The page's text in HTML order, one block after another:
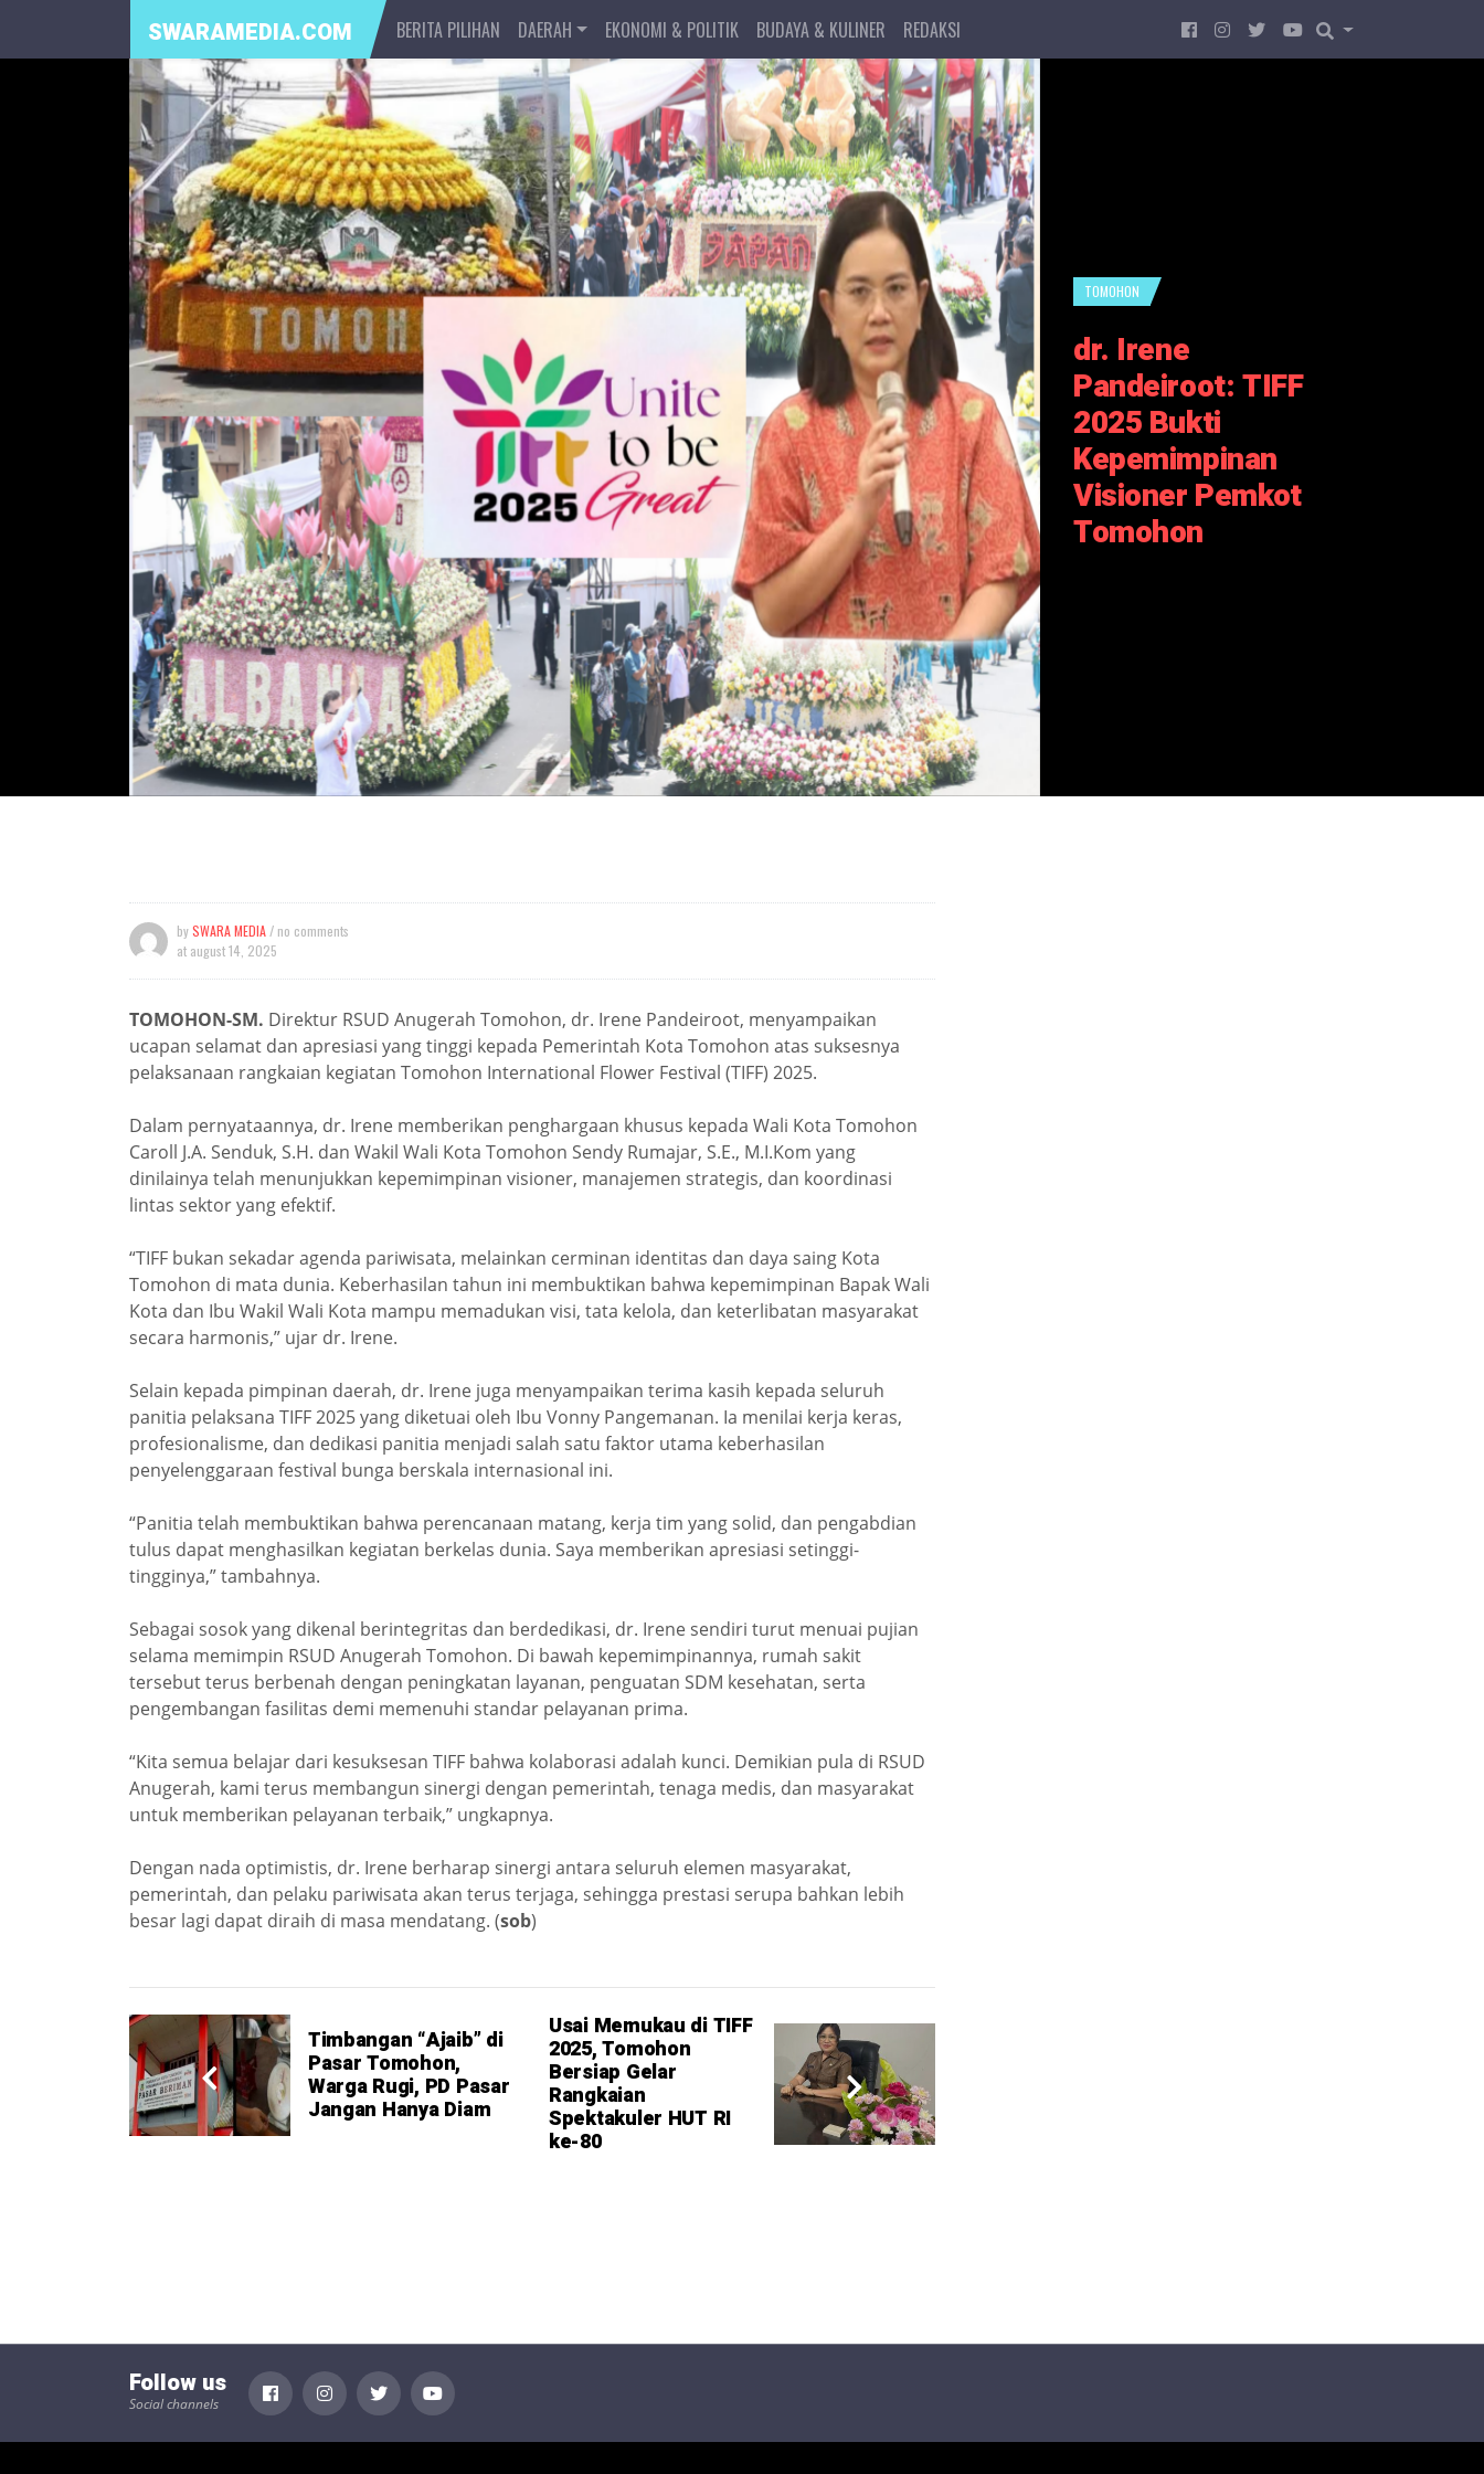
SWARAMEDIA.COM BERITA PILIHAN DAERAH EKONOMI & POLITIK BUDAYA & KULINER REDAKSI
TOMOHON
dr. Irene
Pandeiroot: TIFF
2025 Bukti
Kepemimpinan
Visioner Pemkot
Tomohon
bySWARA MEDIA / no comments
at august 14, 2025
TOMOHON-SM. Direktur RSUD Anugerah Tomohon, dr. Irene Pandeiroot, menyampaikan
ucapan selamat dan apresiasi yang tinggi kepada Pemerintah Kota Tomohon atas suksesnya
pelaksanaan rangkaian kegiatan Tomohon International Flower Festival (TIFF) 2025.
Dalam pernyataannya, dr. Irene memberikan penghargaan khusus kepada Wali Kota Tomohon
Caroll J.A. Senduk, S.H. dan Wakil Wali Kota Tomohon Sendy Rumajar, S.E., M.I.Kom yang
dinilainya telah menunjukkan kepemimpinan visioner, manajemen strategis, dan koordinasi
lintas sektor yang efektif.
“TIFF bukan sekadar agenda pariwisata, melainkan cerminan identitas dan daya saing Kota
Tomohon di mata dunia. Keberhasilan tahun ini membuktikan bahwa kepemimpinan Bapak Wali
Kota dan Ibu Wakil Wali Kota mampu memadukan visi, tata kelola, dan keterlibatan masyarakat
secara harmonis,” ujar dr. Irene.
Selain kepada pimpinan daerah, dr. Irene juga menyampaikan terima kasih kepada seluruh
panitia pelaksana TIFF 2025 yang diketuai oleh Ibu Vonny Pangemanan. Ia menilai kerja keras,
profesionalisme, dan dedikasi panitia menjadi salah satu faktor utama keberhasilan
penyelenggaraan festival bunga berskala internasional ini.
“Panitia telah membuktikan bahwa perencanaan matang, kerja tim yang solid, dan pengabdian
tulus dapat menghasilkan kegiatan berkelas dunia. Saya memberikan apresiasi setinggi-
tingginya,” tambahnya.
Sebagai sosok yang dikenal berintegritas dan berdedikasi, dr. Irene sendiri turut menuai pujian
selama memimpin RSUD Anugerah Tomohon. Di bawah kepemimpinannya, rumah sakit
tersebut terus berbenah dengan peningkatan layanan, penguatan SDM kesehatan, serta
pengembangan fasilitas demi memenuhi standar pelayanan prima.
“Kita semua belajar dari kesuksesan TIFF bahwa kolaborasi adalah kunci. Demikian pula di RSUD
Anugerah, kami terus membangun sinergi dengan pemerintah, tenaga medis, dan masyarakat
untuk memberikan pelayanan terbaik,” ungkapnya.
Dengan nada optimistis, dr. Irene berharap sinergi antara seluruh elemen masyarakat,
pemerintah, dan pelaku pariwisata akan terus terjaga, sehingga prestasi serupa bahkan lebih
besar lagi dapat diraih di masa mendatang. (sob)
Timbangan “Ajaib” di
Pasar Tomohon,
Warga Rugi, PD Pasar
Jangan Hanya Diam
Usai Memukau di TIFF
2025, Tomohon
Bersiap Gelar
Rangkaian
Spektakuler HUT RI
ke-80
Follow us
Social channels